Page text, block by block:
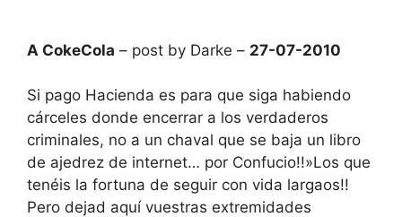
A CokeCola – post by Darke – 27-07-2010
Si pago Hacienda es para que siga habiendo
cárceles donde encerrar a los verdaderos
criminales, no a un chaval que se baja un libro
de ajedrez de internet… por Confucio!!»Los que
tenéis la fortuna de seguir con vida largaos!!
Pero dejad aquí vuestras extremidades